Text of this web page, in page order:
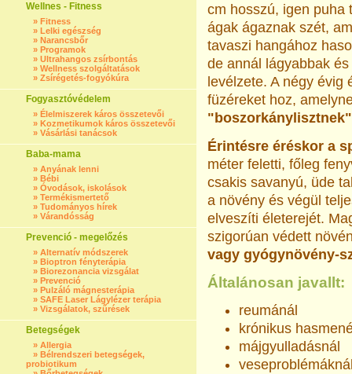
Wellnes - Fitness
» Fitness
» Lelki egészség
» Narancsbőr
» Programok
» Ultrahangos zsírbontás
» Wellness szolgáltatások
» Zsírégetés-fogyókúra
Fogyasztóvédelem
» Élelmiszerek káros összetevői
» Kozmetikumok káros összetevői
» Vásárlási tanácsok
Baba-mama
» Anyának lenni
» Bébi
» Óvodások, iskolások
» Termékismertető
» Tudományos hírek
» Várandósság
Prevenció - megelőzés
» Alternatív módszerek
» Bioptron fényterápia
» Biorezonancia vizsgálat
» Prevenció
» Pulzáló mágnesterápia
» SAFE Laser Lágylézer terápia
» Vizsgálatok, szűrések
Betegségek
» Allergia
» Bélrendszeri betegségek,
probiotikum
cm hosszú, igen puha
ágak ágaznak szét,
tavaszi hangához
de annál lágyabbak
levélzete. A négy
füzéreket hoz,
"boszorkánylisztnek"
Érintésre érés­kor a
méter feletti, főleg
csakis savanyú, üde
a növény és végül
elveszíti életerejét.
szigorúan vé­dett
vagy gyógynövény-
Általánosan javallt:
reumánál
krónikus
májgyulladásnál